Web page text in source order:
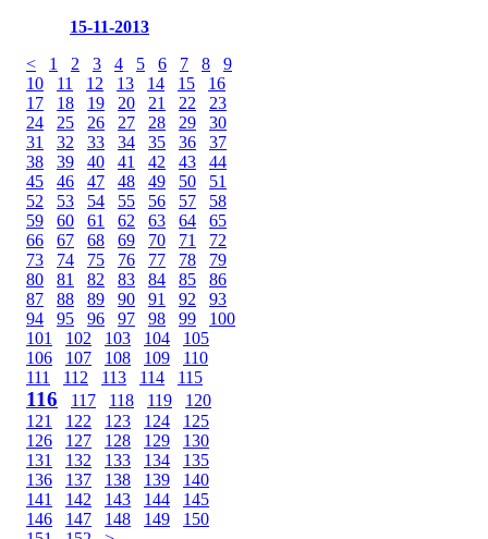
15-11-2013
<
1 2 3 4 5 6 7 8
9
10
11 12 13 14 15
16
17
18 19 20 21 22
23
24
25 26 27 28 29
30
31
32 33 34 35 36
37
38
39 40 41 42 43
44
45
46 47 48 49 50
51
52
53 54 55 56 57
58
59
60 61 62 63 64
65
66
67 68 69 70 71
72
73
74 75 76 77 78
79
80
81 82 83 84 85
86
87
88 89 90 91 92
93
94
95 96 97 98 99
100
101
102 103 104
105
106
107 108 109
110
111
112 113 114 115
116 117 118 119
120
121
122 123 124
125
126
127 128 129
130
131
132 133 134
135
136
137 138 139
140
141
142 143 144
145
146
147 148 149
150